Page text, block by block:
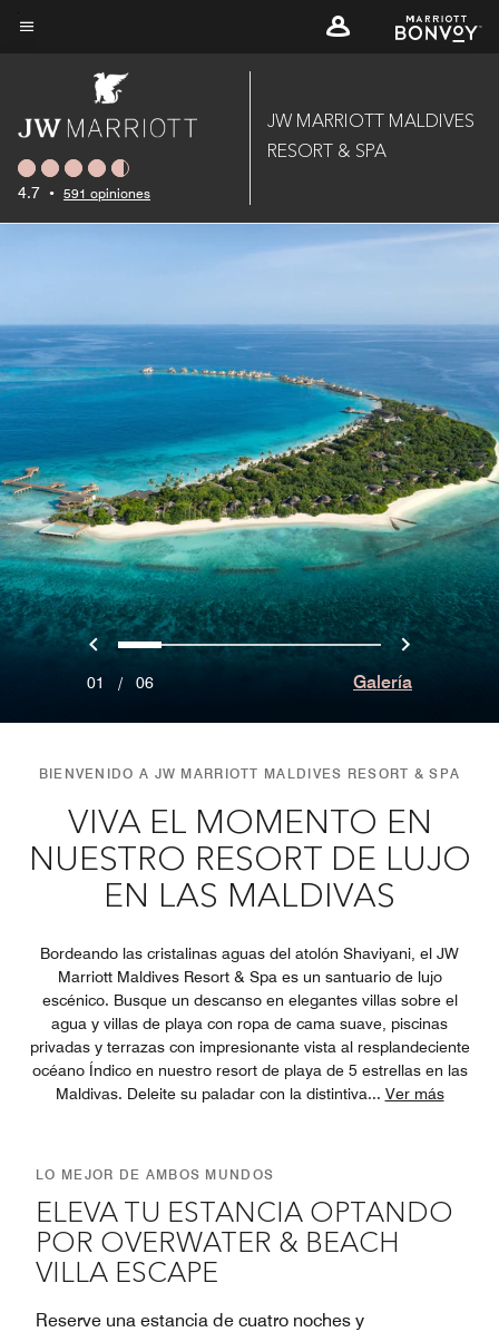
Skip
4.7 • 591 opiniones
JW MARRIOTT MALDIVES
RESORT & SPA
Anterior
0 1 2 3 4 5
01 / 06 Galería
BIENVENIDO A JW MARRIOTT MALDIVES RESORT & SPA
VIVA EL MOMENTO EN
NUESTRO RESORT DE LUJO
EN LAS MALDIVAS
Bordeando las cristalinas aguas del atolón Shaviyani, el JW
Marriott Maldives Resort & Spa es un santuario de lujo
escénico. Busque un descanso en elegantes villas sobre el
agua y villas de playa con ropa de cama suave, piscinas
privadas y terrazas con impresionante vista al resplandeciente
océano Índico en nuestro resort de playa de 5 estrellas en las
Maldivas. Deleite su paladar con la distintiva... Ver más
LO MEJOR DE AMBOS MUNDOS
ELEVA TU ESTANCIA OPTANDO
POR OVERWATER & BEACH
VILLA ESCAPE
Reserve una estancia de cuatro noches y